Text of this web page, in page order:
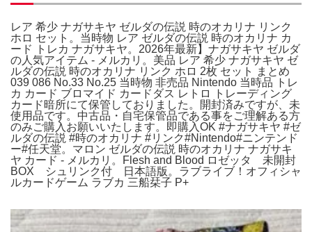
レア 希少 ナガサキヤ ゼルダの伝説 時のオカリナ リンク
ホロ セット。当時物 レア ゼルダの伝説 時のオカリナ カ
ード トレカ ナガサキヤ。2026年最新】ナガサキヤ ゼルダ
の人気アイテム - メルカリ。美品 レア 希少 ナガサキヤ ゼ
ルダの伝説 時のオカリナ リンク ホロ 2枚 セット まとめ
039 086 No.33 No.25 当時物 非売品 Nintendo 当時品 トレ
カ カード ブロマイド カードダス レトロ トレーディング
カード暗所にて保管しておりました。開封済みですが、未
使用品です。中古品・自宅保管品である事をご理解ある方
のみご購入お願いいたします。即購入OK #ナガサキヤ #ゼ
ルダの伝説 #時のオカリナ #リンク#Nintendo#ニンテンド
ー#任天堂。マロン ゼルダの伝説 時のオカリナ ナガサキ
ヤ カード - メルカリ。Flesh and Blood ロゼッタ 未開封
BOX シュリンク付 日本語版。ラブライブ！オフィシャ
ルカードゲーム ラブカ 三船栞子 P+